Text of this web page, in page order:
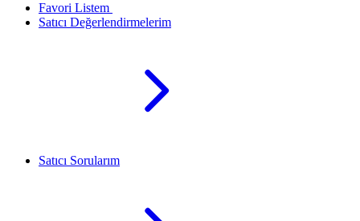
Favori Listem
Satıcı Değerlendirmelerim
Satıcı Sorularım